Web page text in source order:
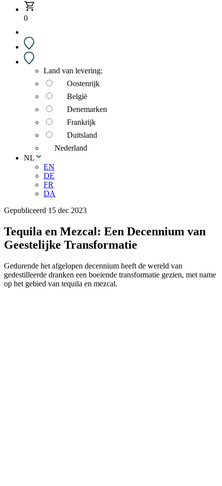
0
Land van levering:
Oostenrijk
België
Denemarken
Frankrijk
Duitsland
Nederland
NL
EN
DE
FR
DA
Gepubliceerd 15 dec 2023
Tequila en Mezcal: Een Decennium van
Geestelijke Transformatie
Gedurende het afgelopen decennium heeft de wereld van
gedestilleerde dranken een boeiende transformatie gezien, met name
op het gebied van tequila en mezcal.